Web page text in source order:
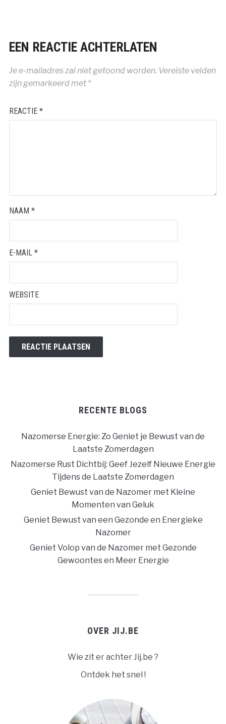
EEN REACTIE ACHTERLATEN
Je e-mailadres zal niet getoond worden. Vereiste velden
zijn gemarkeerd met *
REACTIE *
NAAM *
E-MAIL *
WEBSITE
RECENTE BLOGS
Nazomerse Energie: Zo Geniet je Bewust van de
Laatste Zomerdagen
Nazomerse Rust Dichtbij: Geef Jezelf Nieuwe Energie
Tijdens de Laatste Zomerdagen
Geniet Bewust van de Nazomer met Kleine
Momenten van Geluk
Geniet Bewust van een Gezonde en Energieke
Nazomer
Geniet Volop van de Nazomer met Gezonde
Gewoontes en Meer Energie
OVER JIJ.BE
Wie zit er achter Jij.be ?
Ontdek het snel !